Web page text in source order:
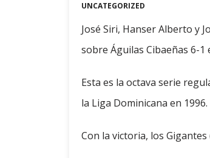
UNCATEGORIZED
José Siri, Hanser Alberto y
sobre Águilas Cibaeñas 6-1
Esta es la octava serie
la Liga Dominicana en 1996.
Con la victoria, los